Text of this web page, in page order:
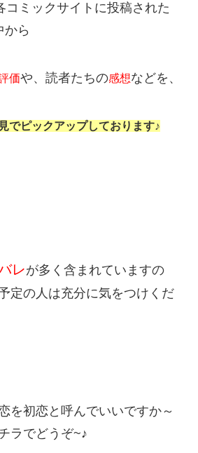
コミックサイトに投稿された
から
価や、読者たちの感想などを、
でピックアップしております♪
レが多く含まれていますの
定の人は充分に気をつけくだ
を初恋と呼んでいいですか～
ラでどうぞ~♪